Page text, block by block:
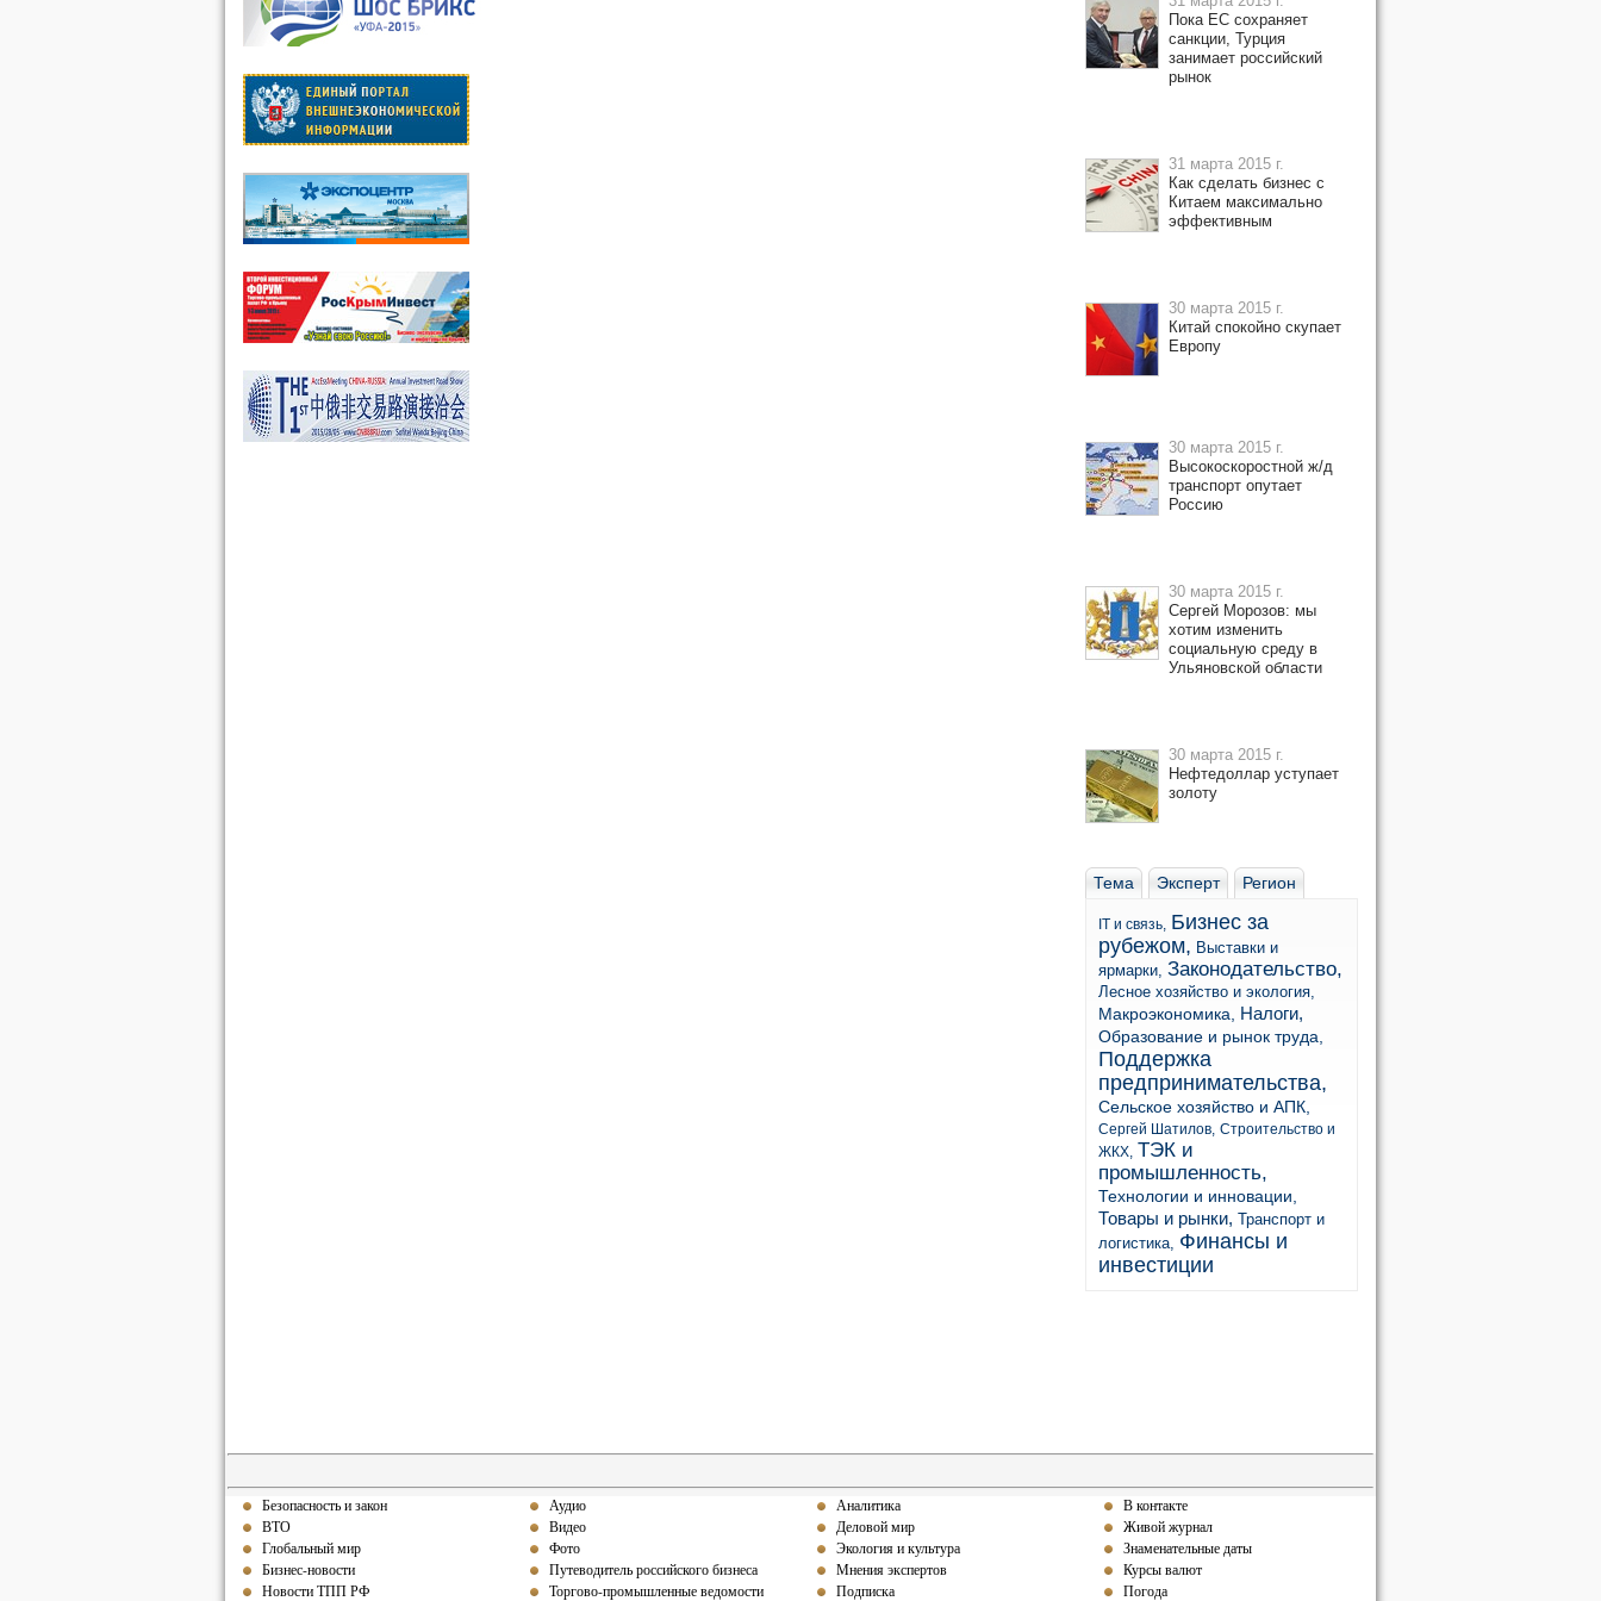
Пока ЕС сохраняет
санкции, Турция
занимает российский
рынок
31 марта 2015 г.
Как сделать бизнес с
Китаем максимально
эффективным
30 марта 2015 г.
Китай спокойно скупает
Европу
30 марта 2015 г.
Высокоскоростной ж/д
транспорт опутает
Россию
30 марта 2015 г.
Сергей Морозов: мы
хотим изменить
социальную среду в
Ульяновской области
30 марта 2015 г.
Нефтедоллар уступает
золоту
Тема Эксперт Регион
IT и связь, Бизнес за
рубежом, Выставки и
ярмарки, Законодательство,
Лесное хозяйство и экология,
Макроэкономика, Налоги,
Образование и рынок труда,
Поддержка
предпринимательства,
Сельское хозяйство и АПК,
Сергей Шатилов, Строительство и
ЖКХ, ТЭК и
промышленность,
Технологии и инновации,
Товары и рынки, Транспорт и
логистика, Финансы и
инвестиции
Безопасность и закон
ВТО
Глобальный мир
Бизнес-новости
Новости ТПП РФ
Аудио
Видео
Фото
Путеводитель российского бизнеса
Торгово-промышленные ведомости
Аналитика
Деловой мир
Экология и культура
Мнения экспертов
Подписка
В контакте
Живой журнал
Знаменательные даты
Курсы валют
Погода